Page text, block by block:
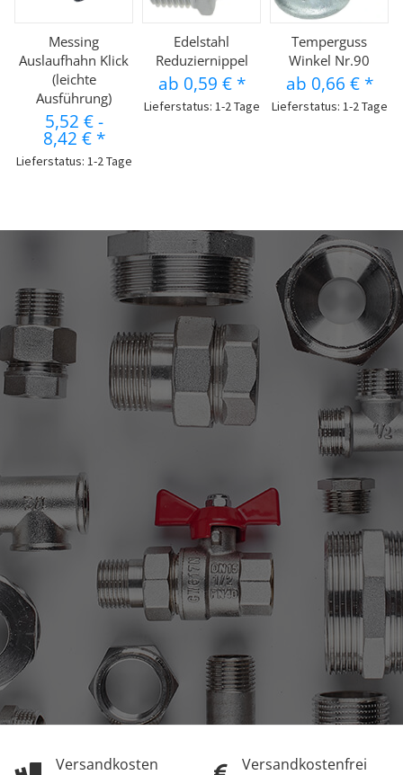
Messing
Auslaufhahn Klick
(leichte
Ausführung)
5,52 €-
8,42 € *
Lieferstatus: 1-2 Tage
Edelstahl
Reduziernippel
ab 0,59 € *
Lieferstatus: 1-2 Tage
Temperguss
Winkel Nr.90
ab 0,66 € *
Lieferstatus: 1-2 Tage
Versandkosten Versandkostenfrei